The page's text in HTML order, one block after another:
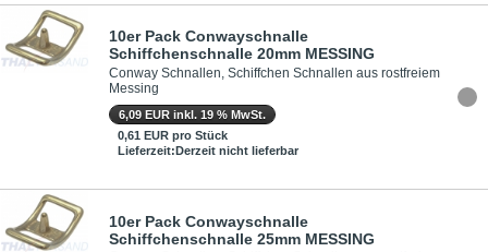
10er Pack Conwayschnalle
Schiffchenschnalle 20mm MESSING
Conway Schnallen, Schiffchen Schnallen aus rostfreiem
Messing
6,09 EUR inkl. 19 % MwSt.
0,61 EUR pro Stück
Lieferzeit:Derzeit nicht lieferbar
10er Pack Conwayschnalle
Schiffchenschnalle 25mm MESSING